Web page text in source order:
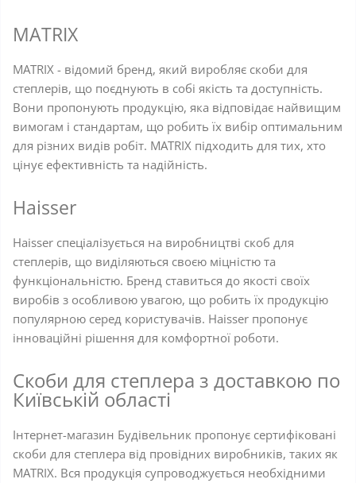
MATRIX
MATRIX - відомий бренд, який виробляє скоби для
степлерів, що поєднують в собі якість та доступність.
Вони пропонують продукцію, яка відповідає найвищим
вимогам і стандартам, що робить їх вибір оптимальним
для різних видів робіт. MATRIX підходить для тих, хто
цінує ефективність та надійність.
Haisser
Haisser спеціалізується на виробництві скоб для
степлерів, що виділяються своєю міцністю та
функціональністю. Бренд ставиться до якості своїх
виробів з особливою увагою, що робить їх продукцію
популярною серед користувачів. Haisser пропонує
інноваційні рішення для комфортної роботи.
Скоби для степлера з доставкою по
Київській області
Інтернет-магазин Будівельник пропонує сертифіковані
скоби для степлера від провідних виробників, таких як
MATRIX. Вся продукція супроводжується необхідними